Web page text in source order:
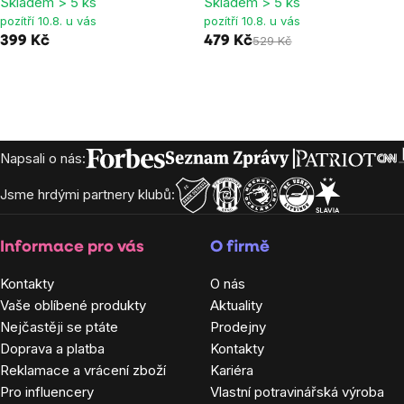
pozítří 10.8. u vás
399 Kč
pozítří 10.8. u vás
479 Kč529 Kč
Zápatí
Napsali o nás:
Jsme hrdými partnery klubů:
Informace pro vás
Kontakty
Vaše oblíbené produkty
Nejčastěji se ptáte
Doprava a platba
Reklamace a vrácení zboží
Pro influencery
O firmě
O nás
Aktuality
Prodejny
Kontakty
Kariéra
Vlastní potravinářská výroba